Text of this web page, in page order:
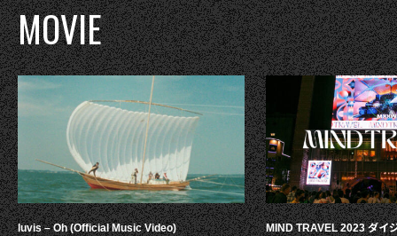
MOVIE
luvis – Oh (Official Music Video) MIND TRAVEL 2023 ダイ